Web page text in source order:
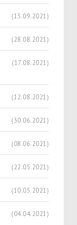
(13.09.2021)
(28.08.2021)
(17.08.2021)
(12.08.2021)
(30.06.2021)
(08.06.2021)
(22.05.2021)
(10.05.2021)
(04.04.2021)